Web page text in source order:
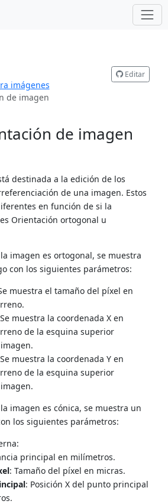
imágenes
de imagen
Editar
de imagen
destinada a la edición de los
de una imagen. Estos
en función de si la
Orientación ortogonal u
imagen es ortogonal, se muestra
con los siguientes parámetros:
muestra el tamaño del píxel en
muestra la coordenada X en
de la esquina superior
muestra la coordenada Y en
de la esquina superior
imagen es cónica, se muestra un
los siguientes parámetros:
principal en milímetros.
: Tamaño del píxel en micras.
: Posición X del punto principal